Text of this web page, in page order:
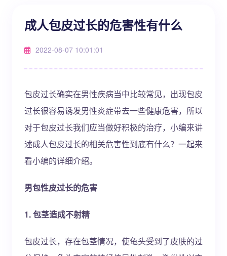
成人包皮过长的危害性有什么
2022-08-07 10:01:01
包皮过长确实在男性疾病当中比较常见，出现包皮
过长很容易诱发男性炎症带去一些健康危害，所以
对于包皮过长我们应当做好积极的治疗，小编来讲
述成人包皮过长的相关危害性到底有什么？一起来
看小编的详细介绍。
男包性皮过长的危害
1. 包茎造成不射精
包皮过长，存在包茎情况，使龟头受到了皮肤的过